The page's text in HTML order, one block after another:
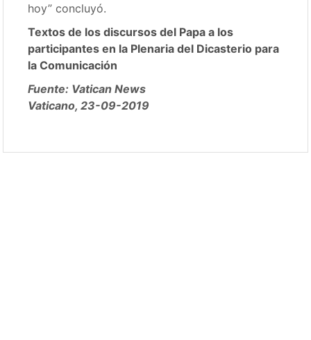
hoy” concluyó.
Textos de los discursos del Papa a los
participantes en la Plenaria del Dicasterio para
la Comunicación
Fuente: Vatican News
Vaticano, 23-09-2019